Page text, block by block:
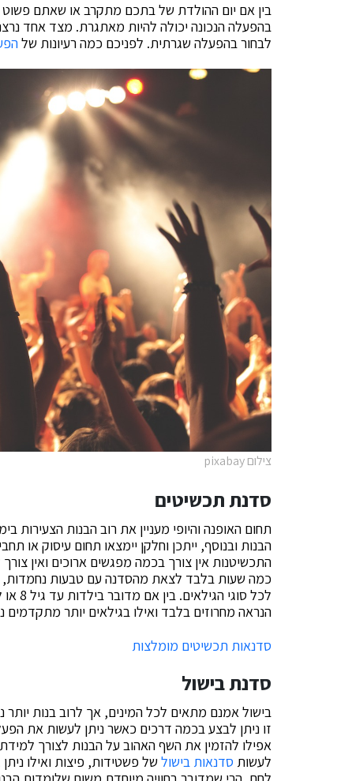
בין אם יום ההולדת של בתכם מתקרב או שאתם פשוט
בהפעלה הנכונה יכולה להיות מאתגרת. מצד אחד
לבחור בהפעלה שגרתית. לפניכם כמה רעיונות של
צילום pixabay
סדנת תכשיטים
תחום האופנה והיופי מעניין את רוב הבנות הצעירות
הבנות ובנוסף, ייתכן וחלקן יימצאו תחום עיסוק או
התכשיטנות אין צורך בכמה מפגשים ארוכים ואין
כמה שעות בלבד לצאת מהסדנה עם טבעות נחמדות,
לכל
הנראה מחרוזים בלבד ואילו בגילאים יותר מתקדמים
סדנאות תכשיטים מומלצות
סדנת בישול
בישול אמנם מתאים לכל המינים, אך לרוב בנות
זו ניתן לבצע בכמה דרכים כאשר ניתן לעשות את
אפילו להזמין את השף האהוב על הבנות לצורך
לעשות סדנאות בישולשל פשטידות, פיצות ואילו